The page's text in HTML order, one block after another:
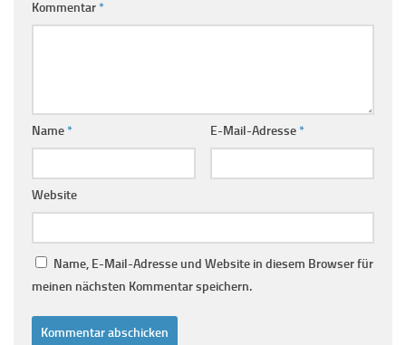
Kommentar*
Name* E-Mail-Adresse*
Website
Name, E-Mail-Adresse und Website in diesem Browser für
meinen nächsten Kommentar speichern.